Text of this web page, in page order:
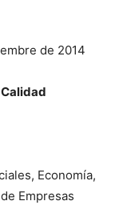
de 2014
Economía,
Empresas